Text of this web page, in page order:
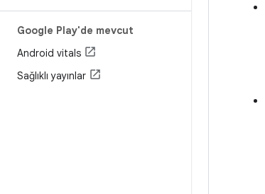
Google Play'de mevcut
Android vitals
Sağlıklı yayınlar